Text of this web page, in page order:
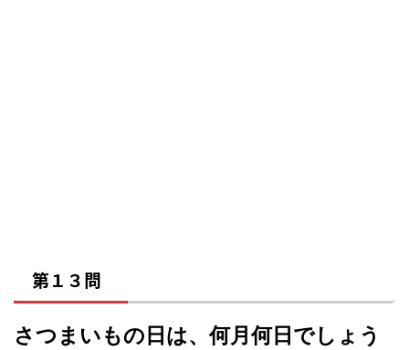
第１３問
さつまいもの日は、何月何日でしょう